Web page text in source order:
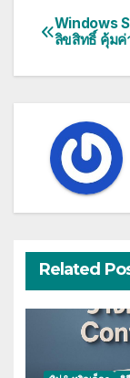
แนะแ
เรื่อง
Windows
ลิขสิทธิ์ คุ้มค่
Related